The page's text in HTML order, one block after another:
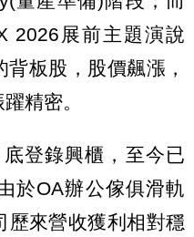
2026展前主題演說
板股，股價飆漲，
精密。
登錄興櫃，至今已
於OA辦公傢俱滑軌
歷來營收獲利相對穩